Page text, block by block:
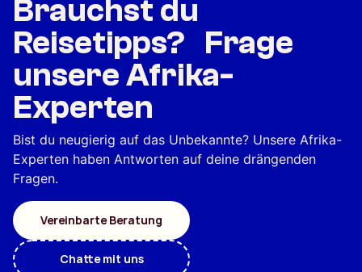
Brauchst du
Reisetipps? Frage
unsere Afrika-
Experten
Bist du neugierig auf das Unbekannte? Unsere Afrika-
Experten haben Antworten auf deine drängenden
Fragen.
Vereinbarte Beratung
Chatte mit uns